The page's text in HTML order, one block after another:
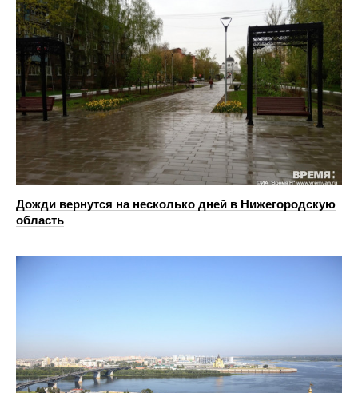
Дожди вернутся на несколько дней в Нижегородскую
область